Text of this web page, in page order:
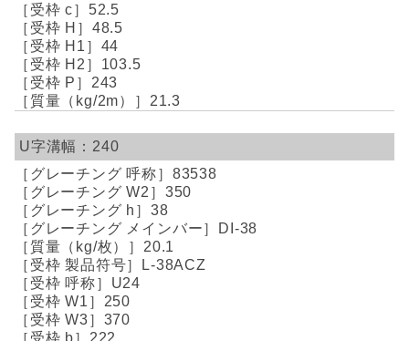
52.5
48.5
44
103.5
243
21.3
240
83538
350
38
DI-38
20.1
L-38ACZ
U24
250
370
222